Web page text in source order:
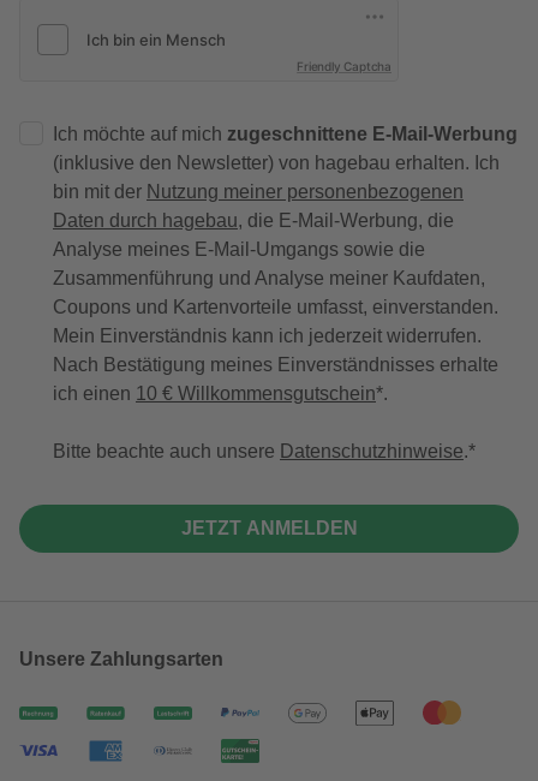
Friendly Captcha
Ich möchte auf mich zugeschnittene E-Mail-Werbung
(inklusive den Newsletter) von hagebau erhalten. Ich
bin mit der Nutzung meiner personenbezogenen
Daten durch hagebau, die E-Mail-Werbung, die
Analyse meines E-Mail-Umgangs sowie die
Zusammenführung und Analyse meiner Kaufdaten,
Coupons und Kartenvorteile umfasst, einverstanden.
Mein Einverständnis kann ich jederzeit widerrufen.
Nach Bestätigung meines Einverständnisses erhalte
ich einen 10 € Willkommensgutschein*.
Bitte beachte auch unsere Datenschutzhinweise.
JETZT ANMELDEN
Unsere Zahlungsarten